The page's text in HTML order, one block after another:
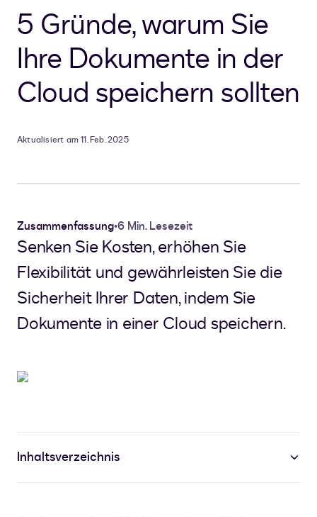
5 Gründe, warum Sie
Ihre Dokumente in der
Cloud speichern sollten
Aktualisiert am 11. Feb. 2025
Zusammenfassung•6 Min. Lesezeit
Senken Sie Kosten, erhöhen Sie
Flexibilität und gewährleisten Sie die
Sicherheit Ihrer Daten, indem Sie
Dokumente in einer Cloud speichern.
Inhaltsverzeichnis